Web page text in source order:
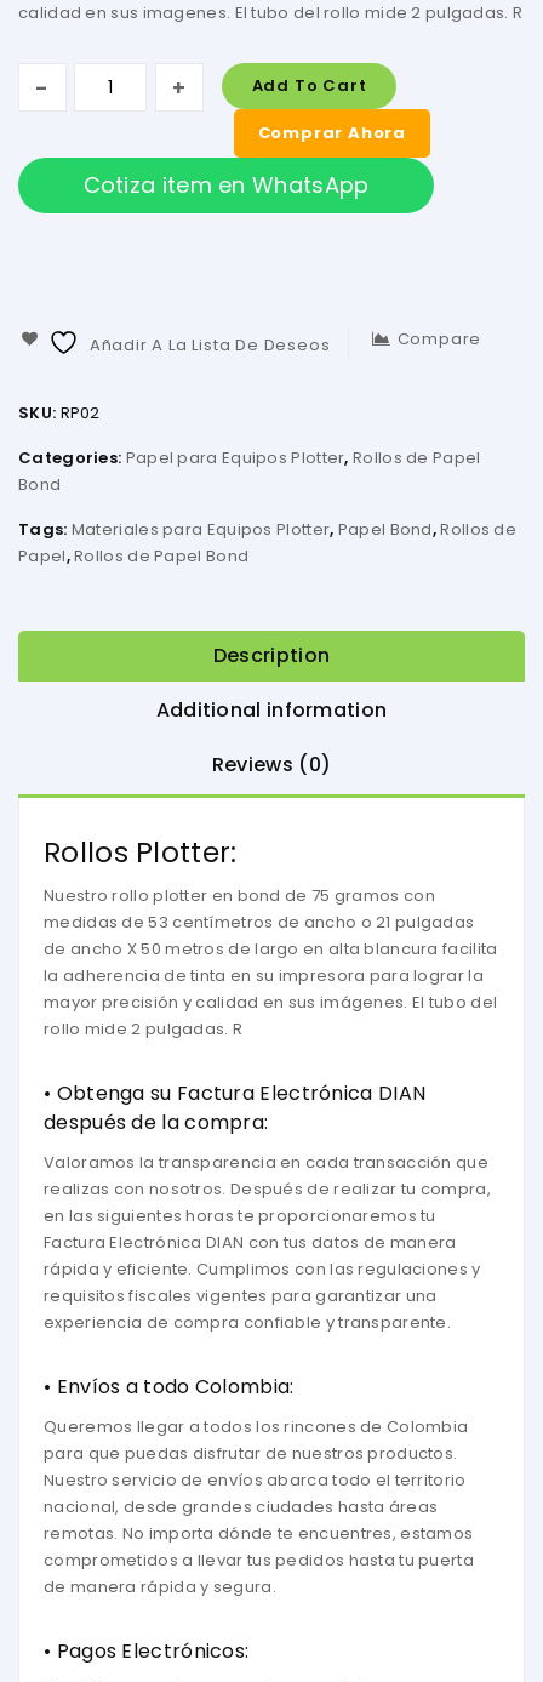
calidad en sus imagenes. El tubo del rollo mide 2 pulgadas. R
Add To Cart
Comprar Ahora
Cotiza item en WhatsApp
Añadir A La Lista De Deseos Compare
SKU: RP02
Categories: Papel para Equipos Plotter,Rollos de Papel
Bond
Tags: Materiales para Equipos Plotter, Papel Bond,Rollos de
Papel,Rollos de Papel Bond
Description
Additional information
Reviews (0)
Rollos Plotter:
Nuestro rollo plotter en bond de 75 gramos con
medidas de 53 centímetros de ancho o 21 pulgadas
de ancho X 50 metros de largo en alta blancura facilita
la adherencia de tinta en su impresora para lograr la
mayor precisión y calidad en sus imágenes. El tubo del
rollo mide 2 pulgadas. R
• Obtenga su Factura Electrónica DIAN
después de la compra:
Valoramos la transparencia en cada transacción que
realizas con nosotros. Después de realizar tu compra,
en las siguientes horas te proporcionaremos tu
Factura Electrónica DIAN con tus datos de manera
rápida y eficiente. Cumplimos con las regulaciones y
requisitos fiscales vigentes para garantizar una
experiencia de compra confiable y transparente.
• Envíos a todo Colombia:
Queremos llegar a todos los rincones de Colombia
para que puedas disfrutar de nuestros productos.
Nuestro servicio de envíos abarca todo el territorio
nacional, desde grandes ciudades hasta áreas
remotas. No importa dónde te encuentres, estamos
comprometidos a llevar tus pedidos hasta tu puerta
de manera rápida y segura.
• Pagos Electrónicos: